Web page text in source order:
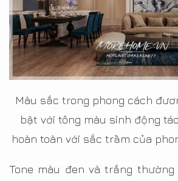
Màu sắc trong phong cách
bật với tông màu sinh động
hoàn toàn với sắc trầm của
Tone màu đen và trắng